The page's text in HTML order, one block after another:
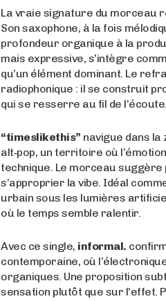
La vraie signature du morceau
Son saxophone, à la fois
profondeur organique à la
mais expressive, s’intègre
qu’un élément dominant. Le
radiophonique : il se construit
qui se resserre au fil de l’écoute.
“timeslikethis” navigue dans
alt‑pop, un territoire où
technique. Le morceau suggère
s’approprier la vibe. Idéal
urbain sous les lumières
où le temps semble ralentir.
Avec ce single, informal.
contemporaine, où
organiques. Une proposition
sensation plutôt que sur l’effet.